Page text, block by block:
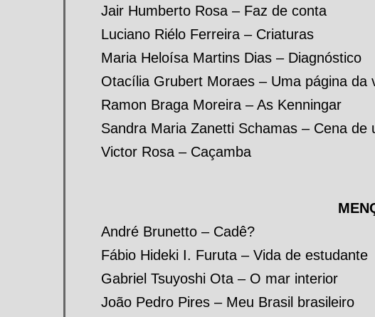
Jair Humberto Rosa – Faz de conta
Luciano Riélo Ferreira – Criaturas
Maria Heloísa Martins Dias – Diagnóstico
Otacília Grubert Moraes – Uma página da
Ramon Braga Moreira – As Kenningar
Sandra Maria Zanetti Schamas – Cena de
Victor Rosa – Caçamba
André Brunetto – Cadê?
Fábio Hideki I. Furuta – Vida de estudante
Gabriel Tsuyoshi Ota – O mar interior
João Pedro Pires – Meu Brasil brasileiro